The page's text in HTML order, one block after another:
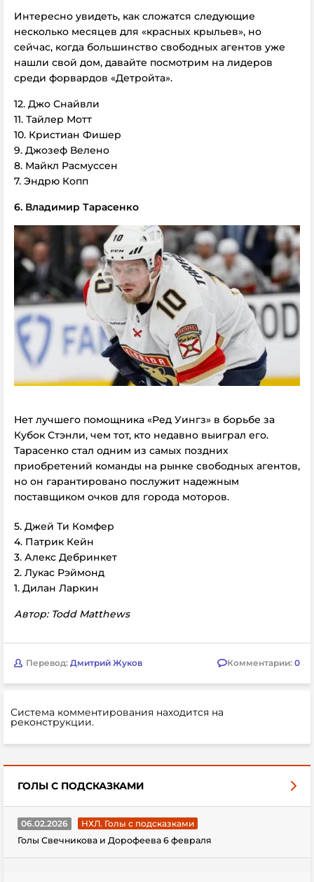
Интересно увидеть, как сложатся следующие
несколько месяцев для «красных крыльев», но
сейчас, когда большинство свободных агентов уже
нашли свой дом, давайте посмотрим на лидеров
среди форвардов «Детройта».
12. Джо Снайвли
11. Тайлер Мотт
10. Кристиан Фишер
9. Джозеф Велено
8. Майкл Расмуссен
7. Эндрю Копп
6. Владимир Тарасенко
Нет лучшего помощника «Ред Уингз» в борьбе за
Кубок Стэнли, чем тот, кто недавно выиграл его.
Тарасенко стал одним из самых поздних
приобретений команды на рынке свободных агентов,
но он гарантировано послужит надежным
поставщиком очков для города моторов.
5. Джей Ти Комфер
4. Патрик Кейн
3. Алекс Дебринкет
2. Лукас Рэймонд
1. Дилан Ларкин
Автор: Todd Matthews
Перевод: Дмитрий Жуков Комментарии: 0
Система комментирования находится на
реконструкции.
ГОЛЫ С ПОДСКАЗКАМИ
06.02.2026
НХЛ. Голы с подсказками
Голы Свечникова и Дорофеева 6 февраля